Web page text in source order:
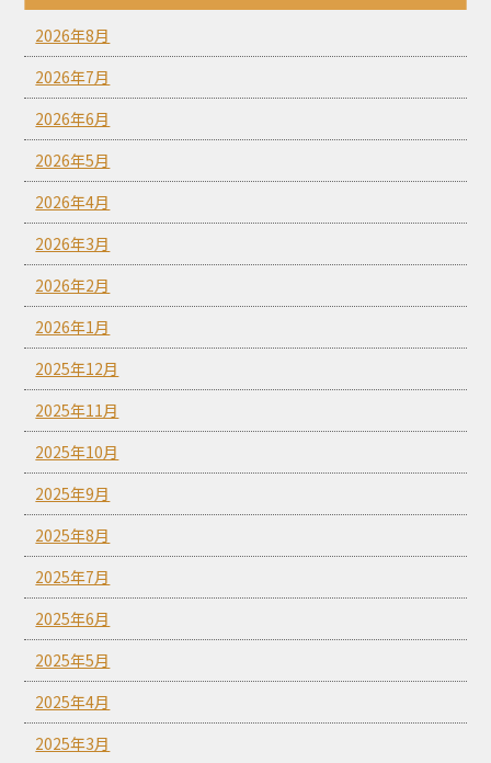
2026年8月
2026年7月
2026年6月
2026年5月
2026年4月
2026年3月
2026年2月
2026年1月
2025年12月
2025年11月
2025年10月
2025年9月
2025年8月
2025年7月
2025年6月
2025年5月
2025年4月
2025年3月